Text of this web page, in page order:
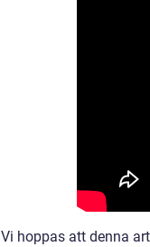
Vi hoppas att denna